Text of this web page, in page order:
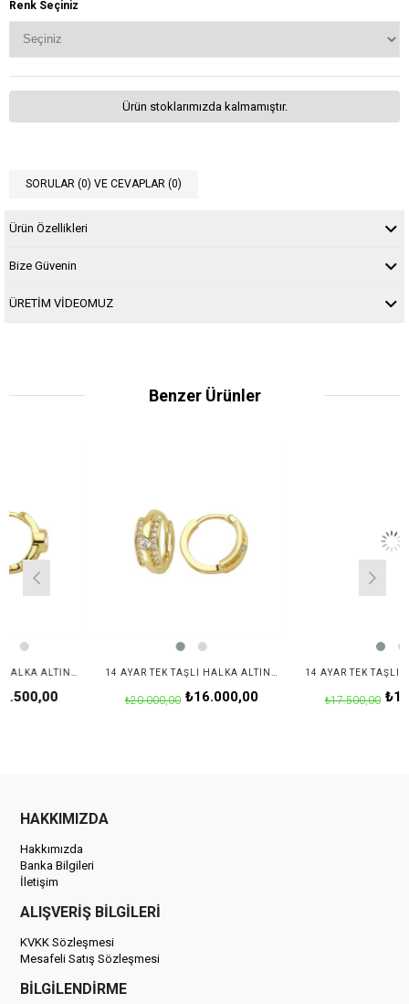
Renk Seçiniz
Ürün stoklarımızda kalmamıştır.
SORULAR (0) VE CEVAPLAR (0)
Ürün Özellikleri
Bize Güvenin
ÜRETİM VİDEOMUZ
Benzer Ürünler
14 AYAR TEK TAŞLI HALKA ALTIN KÜPE 14 AYAR TEK TAŞLI HALKA ALTIN KÜPE
₺16.000,00
₺20.000,00 ₺17.500,00
HAKKIMIZDA
Hakkımızda
Banka Bilgileri
İletişim
ALIŞVERİŞ BİLGİLERİ
KVKK Sözleşmesi
Mesafeli Satış Sözleşmesi
BİLGİLENDİRME